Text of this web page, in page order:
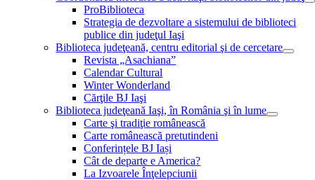
ProBiblioteca
Strategia de dezvoltare a sistemului de biblioteci
publice din judeţul Iaşi
Biblioteca judeţeană, centru editorial şi de cercetare
Revista „Asachiana”
Calendar Cultural
Winter Wonderland
Cărţile BJ Iaşi
Biblioteca judeţeană Iaşi, în România şi în lume
Carte şi tradiţie românească
Carte românească pretutindeni
Conferințele BJ Iași
Cât de departe e America?
La Izvoarele Înţelepciunii